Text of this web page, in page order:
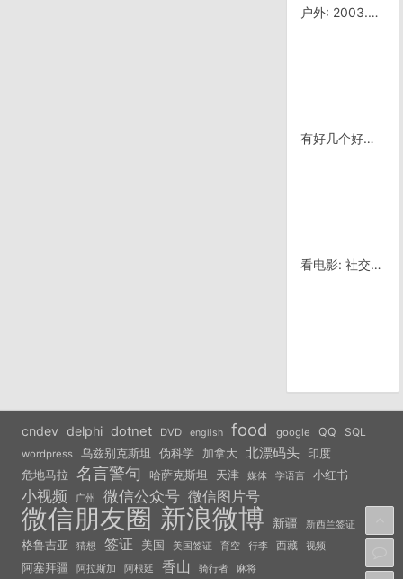
户外: 2003.07 CNDEV 香八拉
有好几个好大个的不同球场
看电影: 社交网络，讲述geek企业家自己的故事
cndev delphi dotnet DVD english food google QQ SQL
wordpress 乌兹别克斯坦 伪科学 加拿大 北漂码头 印度
危地马拉 名言警句 哈萨克斯坦 天津 媒体 学语言 小红书
小视频 广州 微信公众号 微信图片号
微信朋友圈 新浪微博 新疆 新西兰签证
格鲁吉亚 猜想 签证 美国 美国签证 育空 行李 西藏 视频
阿塞拜疆 阿拉斯加 阿根廷 香山 骑行者 麻将